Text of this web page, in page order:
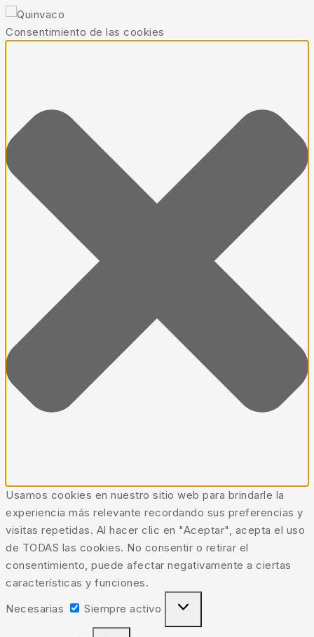
Consentimiento de las cookies
Usamos cookies en nuestro sitio web para brindarle la
experiencia más relevante recordando sus preferencias y
visitas repetidas. Al hacer clic en "Aceptar", acepta el uso
de TODAS las cookies. No consentir o retirar el
consentimiento, puede afectar negativamente a ciertas
características y funciones.
Necesarias
Siempre activo